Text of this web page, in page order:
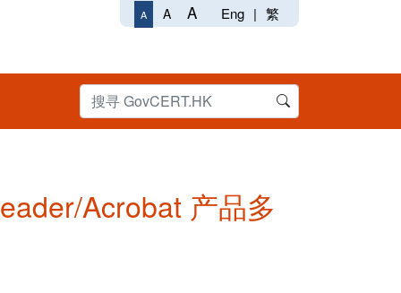
A A A Eng | 繁
Acrobat 产品多